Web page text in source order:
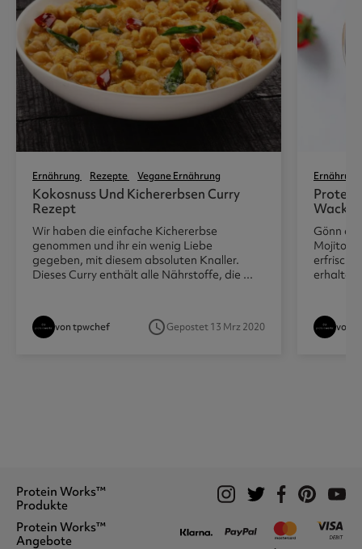
Ernährung Rezepte Vegane Ernährung
Kokosnuss Und Kichererbsen Curry
Rezept
Wir haben die einfache Kichererbse
genommen und ihr ein wenig Liebe
gegeben, mit diesem absoluten Knaller.
Dieses Curry enthält alle Nährstoffe, die ...
von tpwchef access_timeGepostet 13 Mrz 2020
Ernährung
Gönn dir
Mojito-
von
Protein Works™
Produkte
Proteinshakes
Vegan
Protein Works™
Angebote